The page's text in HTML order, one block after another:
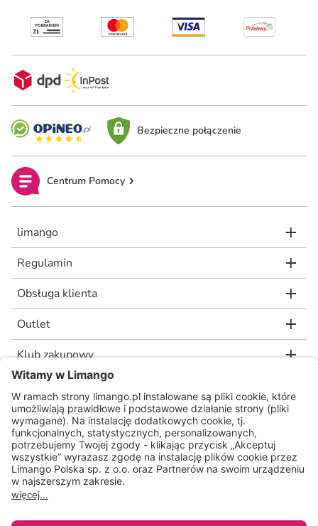
Bezpieczne połączenie
Centrum Pomocy
limango
Regulamin
Obsługa klienta
Outlet
Klub zakupowy